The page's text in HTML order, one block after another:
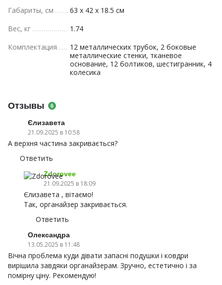
Габариты, см
63 x 42 x 18.5 см
Вес, кг
1.74
Комплектация
12 металлических трубок, 2 боковые
металлические стенки, тканевое
основание, 12 болтиков, шестигранник, 4
колесика
Отзывы 6
Єлизавета
21.09.2025 в 10:58
А верхня частина закривається?
Ответить
Zdorovee
21.09.2025 в 18:09
Єлизавета , вітаємо!
Так, органайзер закривається.
Ответить
Олександра
13.05.2025 в 11:48
Вічна проблема куди дівати запасні подушки і ковдри
вирішила завдяки органайзерам. Зручно, естетично і за
помірну ціну. Рекомендую!